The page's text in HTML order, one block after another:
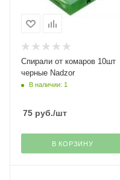
Спирали от комаров 10шт
черные Nadzor
В наличии: 1
75 руб./шт
В КОРЗИНУ